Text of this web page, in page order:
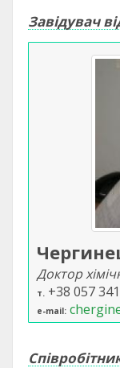
Завідувач
Доктор
т. +38 057
e-mail